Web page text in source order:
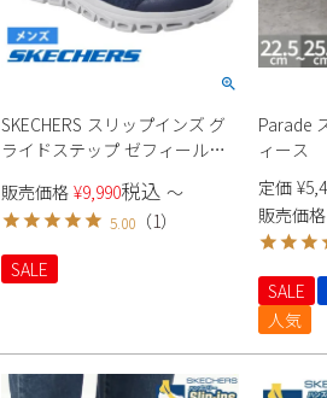
SKECHERS スリップインズ グ
ライドステップ ゼフィール
販売価格 ¥9,990税込 〜
5.00 （1）
SALE
Parade
ィース
定価 ¥
販売価格
SALE
人気